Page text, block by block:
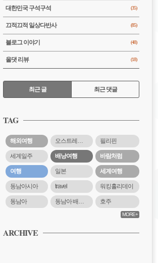
대한민국 구석구석 (35)
끄적끄적 일상다반사 (85)
블로그 이야기 (48)
올댓 리뷰 (18)
RECENTLY
최근 글 최근 댓글
근
글
TAG
해외여행 오스트레일리아 필리핀
세계일주 배낭여행 바람처럼
여행 일본 세계여행
동남아시아 travel 워킹홀리데이
동남아 동남아 배낭여행 호주
MORE+
ARCHIVE